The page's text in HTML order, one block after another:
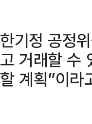
한기정 공정
고 거래할 수
할 계획”이라